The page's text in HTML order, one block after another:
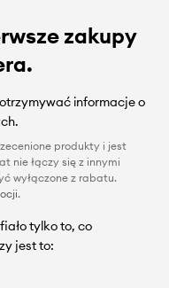
zakupy
informacje o
produkty i jest
nie łączy się z innymi
wyłączone z rabatu.
.
tylko to, co
jest to: